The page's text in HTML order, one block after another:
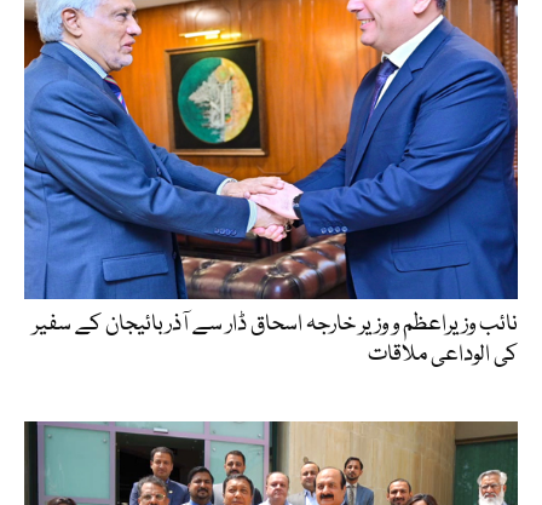
نائب وزیراعظم و وزیر خارجہ اسحاق ڈار سے آذربائیجان کے سفیر
کی الوداعی ملاقات